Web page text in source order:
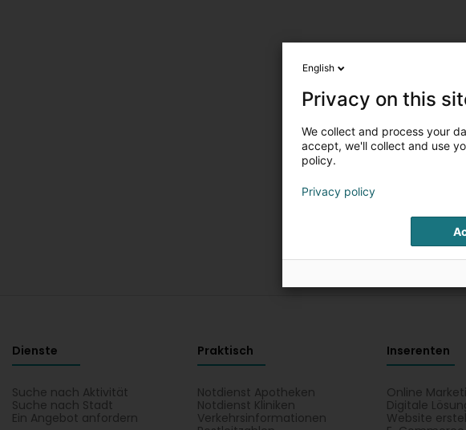
Fëllt
Dir
Dienste
Suche nach Aktivität
Suche nach Stadt
Ein Angebot anfordern
Praktisch
Notdienst Apotheken
Notdienst Kliniken
Verkehrsinformationen
Inserenten
Online
Digitale
Website
English
Privacy on this
We collect and process your
accept, we'll collect and use
policy.
Privacy policy